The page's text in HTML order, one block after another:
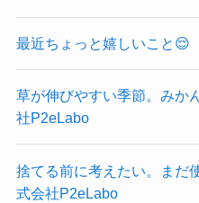
最近ちょっと嬉しいこと
草が伸びやすい季節。み
社P2eLabo
捨てる前に考えたい。ま
式会社P2eLabo